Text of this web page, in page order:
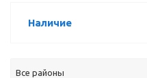
Наличие
Все районы